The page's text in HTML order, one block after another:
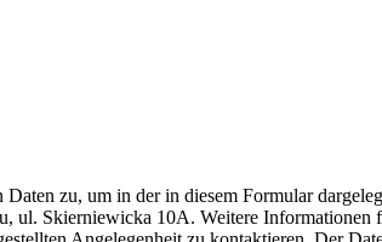
zu, um in der in diesem Formular
ul. Skierniewicka 10A. Weitere Informationen